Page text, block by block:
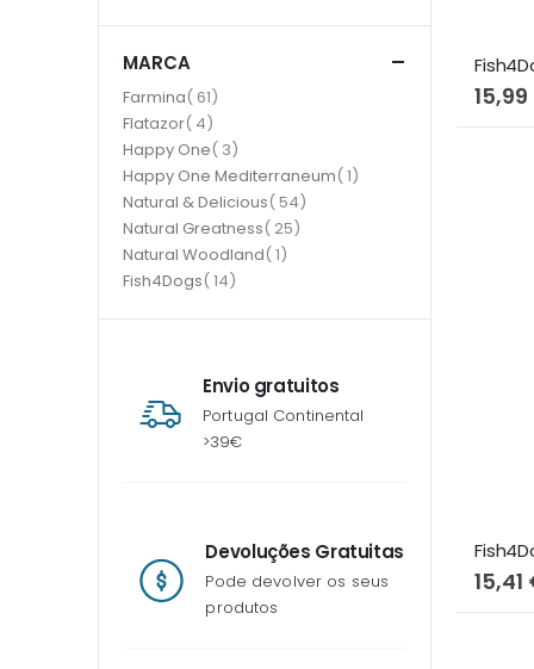
15,41
MARCA
Farmina 61item
Flatazor 4item
Happy One 3item
Happy One Mediterraneum 1item
Natural & Delicious 54item
Natural Greatness 25item
Natural Woodland 1item
Fish4Dogs 14item
Envio gratuitos
Portugal Continental
>39€
Devoluções Gratuitas
Pode devolver os seus
produtos